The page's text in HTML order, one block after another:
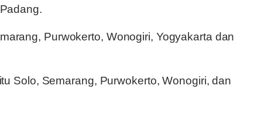
Purwokerto, Wonogiri, Yogyakarta dan
Solo, Semarang, Purwokerto, Wonogiri, dan